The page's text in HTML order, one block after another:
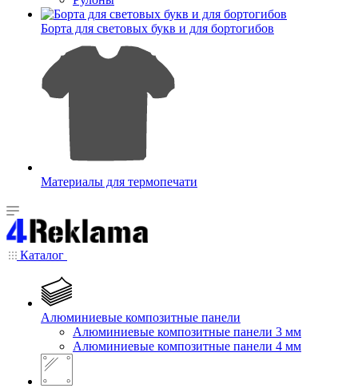
Борта для световых букв и для бортогибов
Материалы для термопечати
Каталог
Алюминиевые композитные панели
Алюминиевые композитные панели 3 мм
Алюминиевые композитные панели 4 мм